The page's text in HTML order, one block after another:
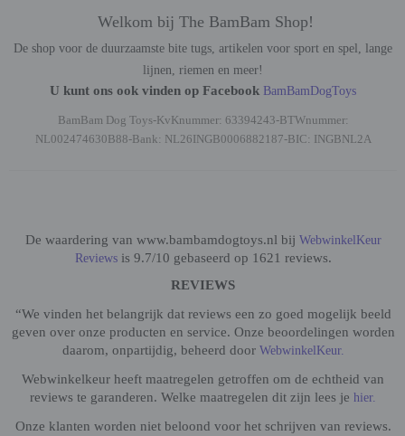
Welkom bij The BamBam Shop!
De shop voor de duurzaamste bite tugs, artikelen voor sport en spel, lange
lijnen, riemen en meer!
U kunt ons ook vinden op Facebook BamBamDogToys
BamBam Dog Toys-KvKnummer: 63394243-BTWnummer:
NL002474630B88-Bank: NL26INGB0006882187-BIC: INGBNL2A
De waardering van www.bambamdogtoys.nl bij WebwinkelKeur
Reviewsis 9.7/10 gebaseerd op 1621 reviews.
REVIEWS
“We vinden het belangrijk dat reviews een zo goed mogelijk beeld
geven over onze producten en service. Onze beoordelingen worden
daarom, onpartijdig, beheerd door WebwinkelKeur.
Webwinkelkeur heeft maatregelen getroffen om de echtheid van
reviews te garanderen. Welke maatregelen dit zijn lees je hier.
Onze klanten worden niet beloond voor het schrijven van reviews.